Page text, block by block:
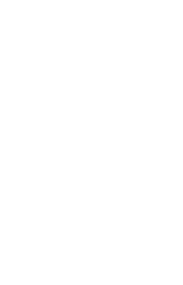
mikor, milyen állapotában hámozza
mikor, milyen